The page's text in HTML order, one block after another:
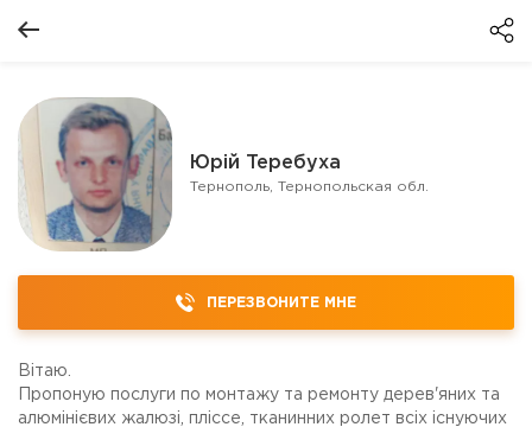
Юрій Теребуха
Тернополь, Тернопольская обл.
ПЕРЕЗВОНИТЕ МНЕ
Вітаю.
Пропоную послуги по монтажу та ремонту дерев'яних та
алюмінієвих жалюзі, пліссе, тканинних ролет всіх існуючих